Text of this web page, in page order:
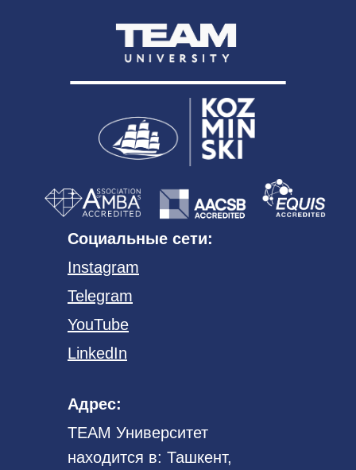
YouTube
LinkedIn
Telegram
Социальные сети:
Instagram
TEAM Университет
находится в: Ташкент,
Адрес: